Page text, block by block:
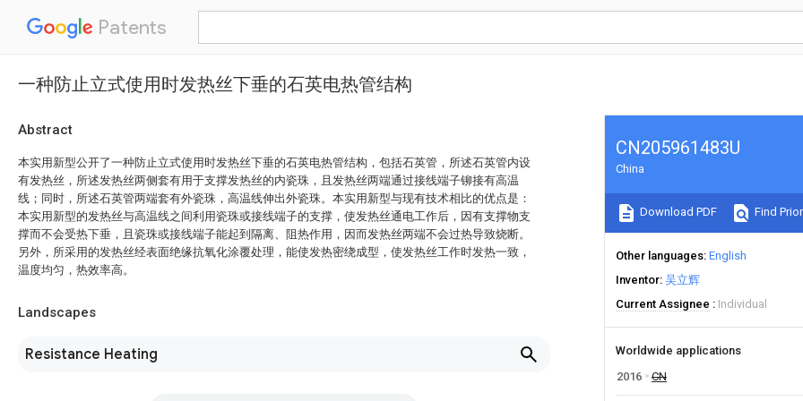
Patents
一种防止立式使用时发热丝下垂的石英电热管结构
Abstract
本实用新型公开了一种防止立式使用时发热丝下垂的石英电热管结构，包括石英管，所述石英管内设
有发热丝，所述发热丝两侧套有用于支撑发热丝的内瓷珠，且发热丝两端通过接线端子铆接有高温
线；同时，所述石英管两端套有外瓷珠，高温线伸出外瓷珠。本实用新型与现有技术相比的优点是：
本实用新型的发热丝与高温线之间利用瓷珠或接线端子的支撑，使发热丝通电工作后，因有支撑物支
撑而不会受热下垂，且瓷珠或接线端子能起到隔离、阻热作用，因而发热丝两端不会过热导致烧断。
另外，所采用的发热丝经表面绝缘抗氧化涂覆处理，能使发热密绕成型，使发热丝工作时发热一致，
温度均匀，热效率高。
Landscapes
Resistance Heating
CN205961483U
China
Download PDF Find
Other languages English
Inventor 吴立辉
Current Assignee
Individual
Worldwide applications
2016
CN